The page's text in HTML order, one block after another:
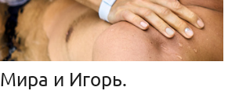
Мира и Игорь.